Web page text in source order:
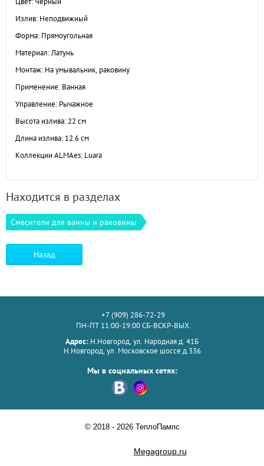
Излив: Неподвижный
Форма: Прямоугольная
Материал: Латунь
Монтаж: На умывальник, раковину
Применение: Ванная
Управление: Рычажное
Высота излива: 22 см
Длина излива: 12.6 см
Коллекции ALMAes: Luara
Находится в разделах
Смесители для ванны и раковины
Назад
+7 (909) 286-72-29
ПН-ПТ 11:00-19:00 СБ-ВСКР-ВЫХ.
Адрес: Н.Новгород, ул. Народная д. 41Б
Н.Новгород, ул. Московское шоссе д.336
Мы в социальных сетях:
© 2018 - 2026 ТеплоПампс
Megagroup.ru